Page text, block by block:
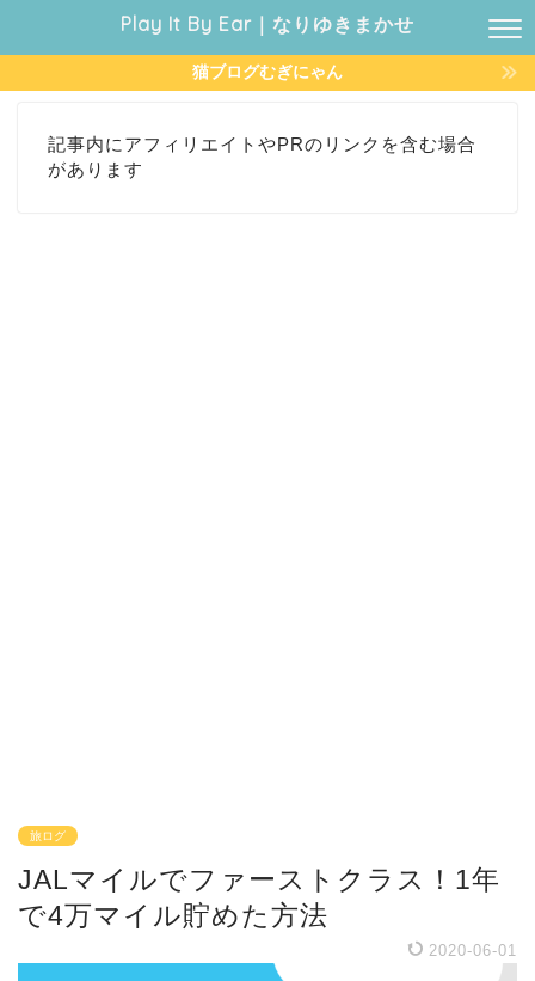
Play It By Ear｜なりゆきまかせ
猫ブログむぎにゃん
記事内にアフィリエイトやPRのリンクを含む場合
があります
旅ログ
JALマイルでファーストクラス！1年
で4万マイル貯めた方法
2020-06-01